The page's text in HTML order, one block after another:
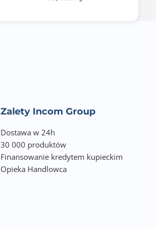
Zalety Incom Group
Dostawa w 24h
30 000 produktów
Finansowanie kredytem kupieckim
Opieka Handlowca